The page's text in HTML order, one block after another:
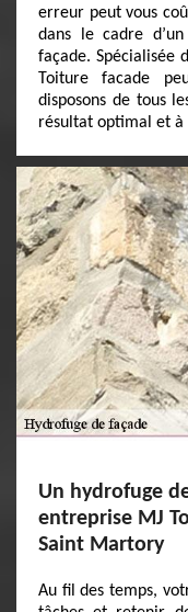
erreur peut vous
dans le cadre
façade. Spécialisée
Toiture facade
disposons de tous
résultat optimal et à
Un hydrofuge
entreprise MJ
Saint Martory
Au fil des temps,